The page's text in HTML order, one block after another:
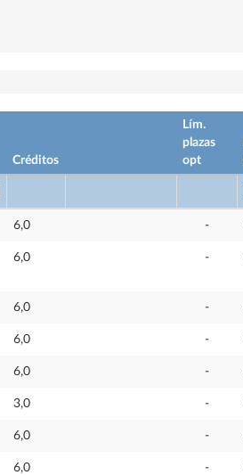
Créditos
Lím.
plazas
opt
6,0 -
6,0 -
6,0 -
6,0 -
6,0 -
3,0 -
6,0 -
6,0 -